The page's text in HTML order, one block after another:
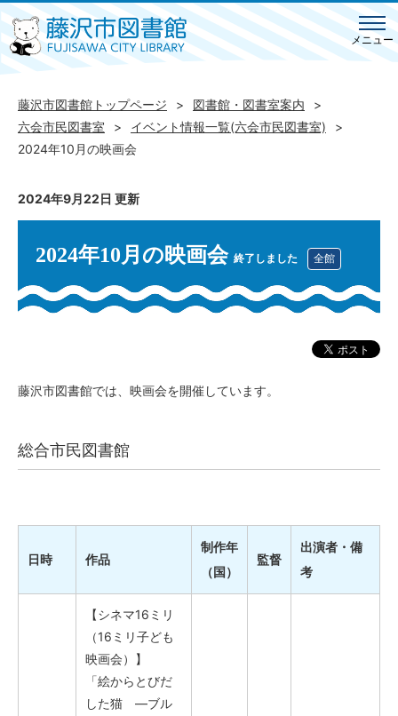
メニュー
藤沢市図書館トップページ
図書館・図書室案内
六会市民図書室
イベント情報一覧(六会市民図書室)
2024年10月の映画会
2024年9月22日 更新
2024年10月の映画会 終了しました 全館
藤沢市図書館では、映画会を開催しています。
総合市民図書館
日時 作品
制作年
（国）
監督
出演者・備
考
【シネマ16ミリ
（16ミリ子ども
映画会）】
「絵からとびだ
した猫 ―ブル